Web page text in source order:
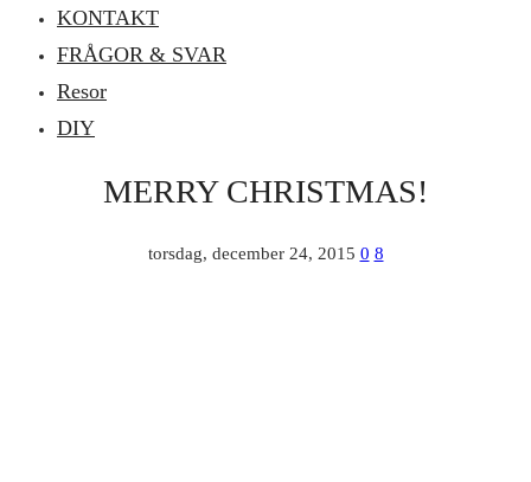
KONTAKT
FRÅGOR & SVAR
Resor
DIY
MERRY CHRISTMAS!
torsdag, december 24, 2015 0 8